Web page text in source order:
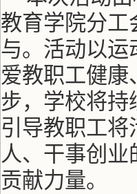
教育学院分工
与。活动以运
爱教职工健
步，学校将持
引导教职工
人、干事创
贡献力量。